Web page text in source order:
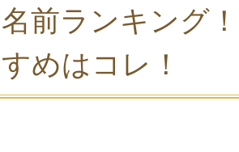
前ランキング
めはコレ！